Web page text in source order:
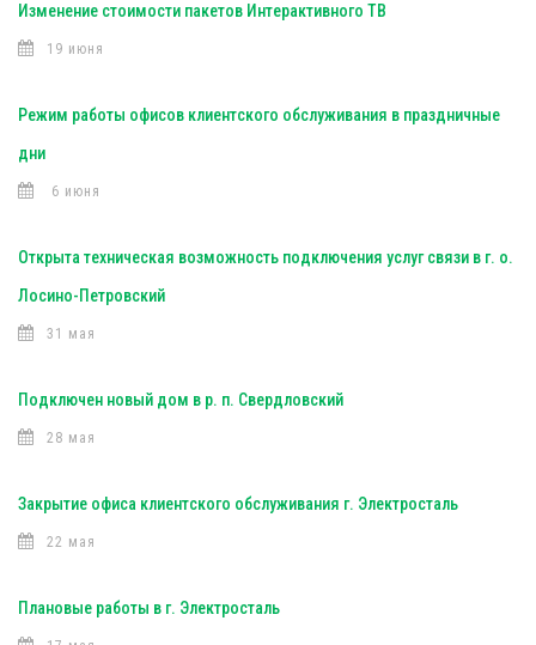
Изменение стоимости пакетов Интерактивного ТВ
19 июня
Режим работы офисов клиентского обслуживания в праздничные
дни
6 июня
Открыта техническая возможность подключения услуг связи в г. о.
Лосино-Петровский
31 мая
Подключен новый дом в р. п. Свердловский
28 мая
Закрытие офиса клиентского обслуживания г. Электросталь
22 мая
Плановые работы в г. Электросталь